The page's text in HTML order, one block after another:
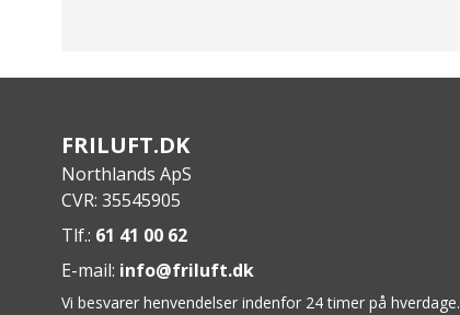
Skrabe kant
Specs:
Bredde: 4,1 cm
Længde: 19,3 cm
Vægt: 24 g
Materiale: 7075 T6 aluminium
FRILUFT.DK
Northlands ApS
CVR: 35545905
Tlf.: 61 41 00 62
E-mail: info@friluft.dk
Vi besvarer henvendelser indenfor 24 timer på hverdage.